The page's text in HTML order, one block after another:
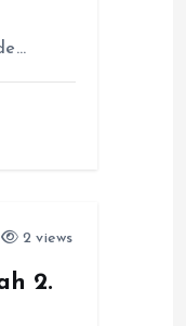
2 views
2.